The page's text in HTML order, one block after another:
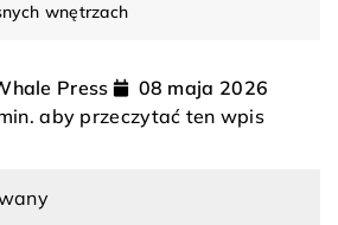
wnętrzach
Press
08 maja 2026
aby przeczytać ten wpis